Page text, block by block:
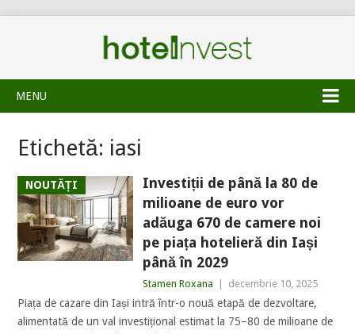
MENU
Etichetă: iasi
NOUTĂȚI
Investiții de până la 80 de
milioane de euro vor
adăuga 670 de camere noi
pe piața hotelieră din Iași
până în 2029
Stamen Roxana decembrie 10, 2025
Piața de cazare din Iași intră într-o nouă etapă de dezvoltare,
alimentată de un val investițional estimat la 75–80 de milioane de